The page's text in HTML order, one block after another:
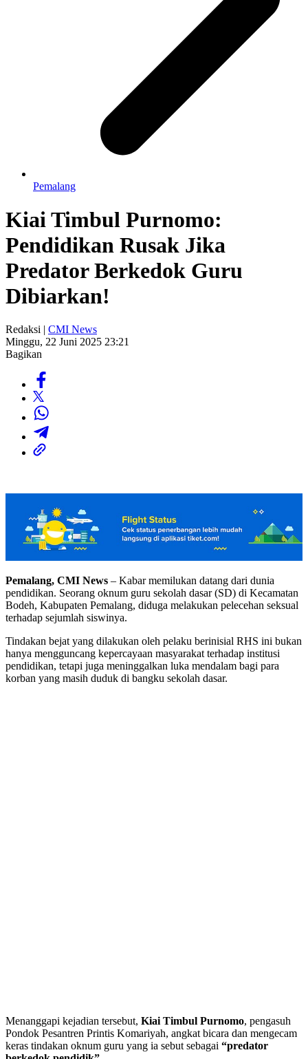
Pemalang
Kiai Timbul Purnomo:
Pendidikan Rusak Jika
Predator Berkedok Guru
Dibiarkan!
Redaksi | CMI News
Minggu, 22 Juni 2025 23:21
Bagikan
Pemalang, CMI News – Kabar memilukan datang dari dunia
pendidikan. Seorang oknum guru sekolah dasar (SD) di Kecamatan
Bodeh, Kabupaten Pemalang, diduga melakukan pelecehan seksual
terhadap sejumlah siswinya.
Tindakan bejat yang dilakukan oleh pelaku berinisial RHS ini bukan
hanya mengguncang kepercayaan masyarakat terhadap institusi
pendidikan, tetapi juga meninggalkan luka mendalam bagi para
korban yang masih duduk di bangku sekolah dasar.
Menanggapi kejadian tersebut, Kiai Timbul Purnomo, pengasuh
Pondok Pesantren Printis Komariyah, angkat bicara dan mengecam
keras tindakan oknum guru yang ia sebut sebagai “predator